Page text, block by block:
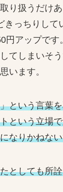
り扱うだけ
きっちりして
円アップです
てしまいそ
います。
という言葉
という立場
なりかねな
としても所